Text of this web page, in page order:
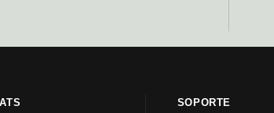
SOPORTE